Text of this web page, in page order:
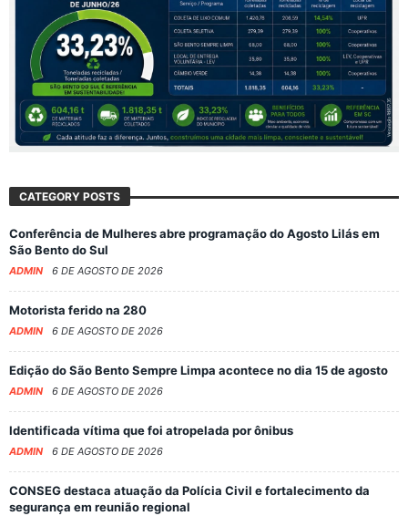
CATEGORY POSTS
Conferência de Mulheres abre programação do Agosto Lilás em
São Bento do Sul
ADMIN 6 DE AGOSTO DE 2026
Motorista ferido na 280
ADMIN 6 DE AGOSTO DE 2026
Edição do São Bento Sempre Limpa acontece no dia 15 de agosto
ADMIN 6 DE AGOSTO DE 2026
Identificada vítima que foi atropelada por ônibus
ADMIN 6 DE AGOSTO DE 2026
CONSEG destaca atuação da Polícia Civil e fortalecimento da
segurança em reunião regional